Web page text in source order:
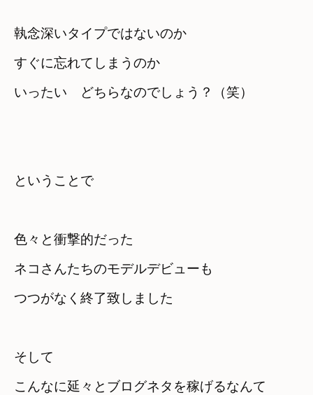
執念深いタイプではないのか
すぐに忘れてしまうのか
いったい　どちらなのでしょう？（笑）
ということで
色々と衝撃的だった
ネコさんたちのモデルデビューも
そして
こんなに延々とブログネタを稼げるなんて